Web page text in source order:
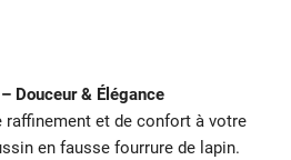
Douceur & Élégance
raffinement et de confort à votre
en fausse fourrure de lapin.